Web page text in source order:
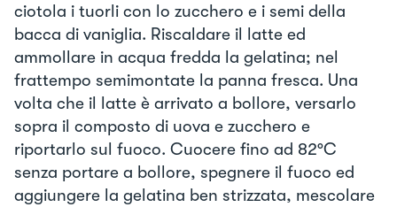
ciotola i tuorli con lo zucchero e i semi della
bacca di vaniglia. Riscaldare il latte ed
ammollare in acqua fredda la gelatina; nel
frattempo semimontate la panna fresca. Una
volta che il latte è arrivato a bollore, versarlo
sopra il composto di uova e zucchero e
riportarlo sul fuoco. Cuocere fino ad 82°C
senza portare a bollore, spegnere il fuoco ed
aggiungere la gelatina ben strizzata, mescolare